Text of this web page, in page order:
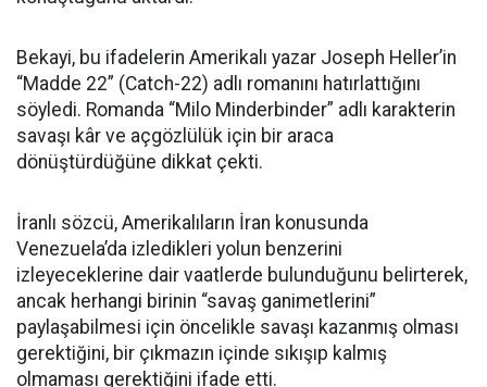
Bekayi, bu ifadelerin Amerikalı yazar Joseph Heller’in
“Madde 22” (Catch-22) adlı romanını hatırlattığını
söyledi. Romanda “Milo Minderbinder” adlı karakterin
savaşı kâr ve açgözlülük için bir araca
dönüştürdüğüne dikkat çekti.
İranlı sözcü, Amerikalıların İran konusunda
Venezuela’da izledikleri yolun benzerini
izleyeceklerine dair vaatlerde bulunduğunu belirterek,
ancak herhangi birinin “savaş ganimetlerini”
paylaşabilmesi için öncelikle savaşı kazanmış olması
gerektiğini, bir çıkmazın içinde sıkışıp kalmış
olmaması gerektiğini ifade etti.